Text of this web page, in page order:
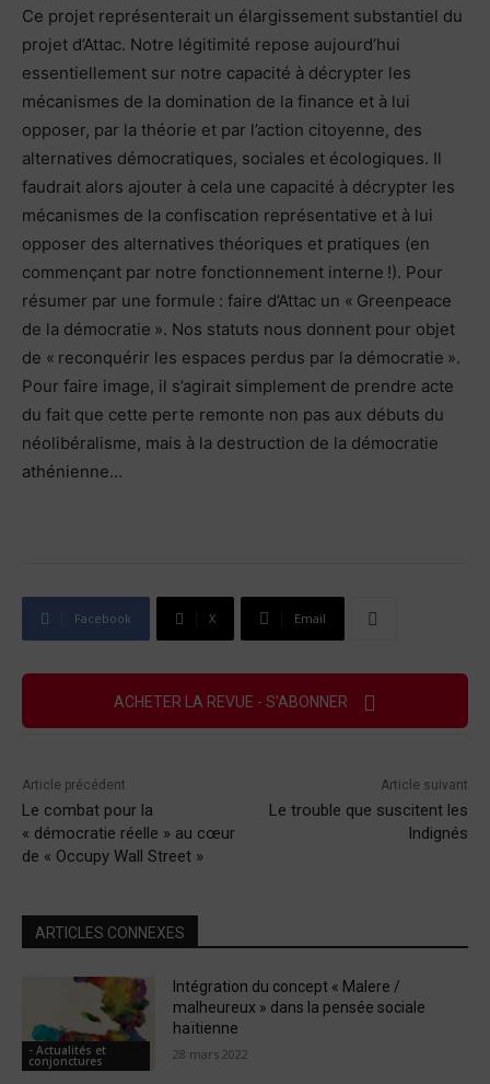
Ce projet représenterait un élargissement substantiel du
projet d’Attac. Notre légitimité repose aujourd’hui
essentiellement sur notre capacité à décrypter les
mécanismes de la domination de la finance et à lui
opposer, par la théorie et par l’action citoyenne, des
alternatives démocratiques, sociales et écologiques. Il
faudrait alors ajouter à cela une capacité à décrypter les
mécanismes de la confiscation représentative et à lui
opposer des alternatives théoriques et pratiques (en
commençant par notre fonctionnement interne !). Pour
résumer par une formule : faire d’Attac un « Greenpeace
de la démocratie ». Nos statuts nous donnent pour objet
de « reconquérir les espaces perdus par la démocratie ».
Pour faire image, il s’agirait simplement de prendre acte
du fait que cette perte remonte non pas aux débuts du
néolibéralisme, mais à la destruction de la démocratie
athénienne…
Facebook X Email
ACHETER LA REVUE - S'ABONNER
Article précédent
Le combat pour la
« démocratie réelle » au cœur
de « Occupy Wall Street »
Article suivant
Le trouble que suscitent les
Indignés
ARTICLES CONNEXES
- Actualités et
conjonctures
Intégration du concept « Malere /
malheureux » dans la pensée sociale
haïtienne
28 mars 2022